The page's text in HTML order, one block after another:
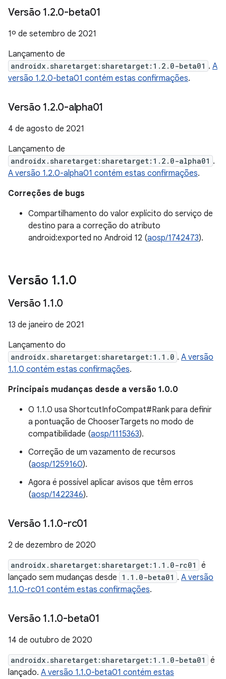
Versão 1.2.0-beta01
1º de setembro de 2021
Lançamento de
androidx.sharetarget:sharetarget:1.2.0-beta01 . A
versão 1.2.0-beta01 contém estas confirmações.
Versão 1.2.0-alpha01
4 de agosto de 2021
Lançamento de
androidx.sharetarget:sharetarget:1.2.0-alpha01 .
A versão 1.2.0-alpha01 contém estas confirmações.
Correções de bugs
Compartilhamento do valor explícito do serviço de
destino para a correção do atributo
android:exported no Android 12 (aosp/1742473).
Versão 1.1.0
Versão 1.1.0
13 de janeiro de 2021
Lançamento do
androidx.sharetarget:sharetarget:1.1.0 . A versão
1.1.0 contém estas confirmações.
Principais mudanças desde a versão 1.0.0
O 1.1.0 usa ShortcutInfoCompat#Rank para definir
a pontuação de ChooserTargets no modo de
compatibilidade (aosp/1115363).
Correção de um vazamento de recursos
(aosp/1259160).
Agora é possível aplicar avisos que têm erros
(aosp/1422346).
Versão 1.1.0-rc01
2 de dezembro de 2020
androidx.sharetarget:sharetarget:1.1.0-rc01
é
lançado sem mudanças desde 1.1.0-beta01 . A versão
1.1.0-rc01 contém estas confirmações.
Versão 1.1.0-beta01
14 de outubro de 2020
androidx.sharetarget:sharetarget:1.1.0-beta01
é
lançado. A versão 1.1.0-beta01 contém estas